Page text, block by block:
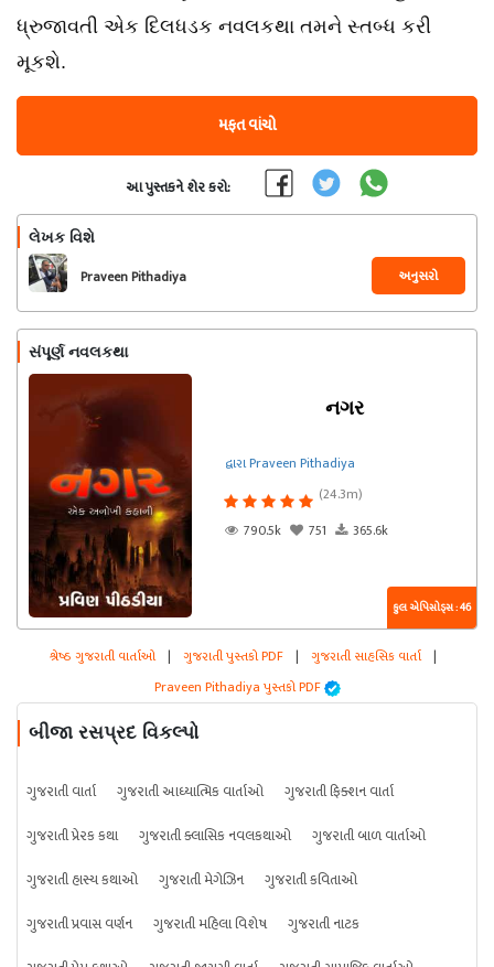
ધ્રુજાવતી એક દિલધડક નવલકથા તમને સ્તબ્ધ કરી
મૂકશે.
મફત વાંચો
આ પુસ્તકને શેર કરો:
લેખક વિશે
Praveen Pithadiya અનુસરો
સંપૂર્ણ નવલકથા
નગર
દ્વારા Praveen Pithadiya
(24.3m)
790.5k
751 365.6k
કુલ એપિસોડ્સ : 46
શ્રેષ્ઠ ગુજરાતી વાર્તાઓ | ગુજરાતી પુસ્તકો PDF | ગુજરાતી સાહસિક વાર્તા |
Praveen Pithadiya પુસ્તકો PDF
બીજા રસપ્રદ વિકલ્પો
ગુજરાતી વાર્તા ગુજરાતી આધ્યાત્મિક વાર્તાઓ
ગુજરાતી ફિક્શન વાર્તા
ગુજરાતી પ્રેરક કથા
ગુજરાતી ક્લાસિક નવલકથાઓ
ગુજરાતી બાળ વાર્તાઓ
ગુજરાતી હાસ્ય કથાઓ
ગુજરાતી મેગેઝિન
ગુજરાતી કવિતાઓ
ગુજરાતી પ્રવાસ વર્ણન
ગુજરાતી મહિલા વિશેષ
ગુજરાતી નાટક